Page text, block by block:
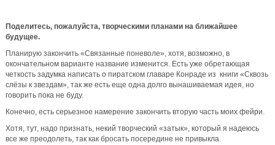
Поделитесь, пожалуйста, творческими планами на ближайшее
будущее.
Планирую закончить «Связанные поневоле», хотя, возможно, в
окончательном варианте название изменится. Есть уже обретающая
четкость задумка написать о пиратском главаре Конраде из книги «Сквозь
слёзы к звездам», так же есть еще одна долго вынашиваемая идея, но
говорить пока не буду.
Конечно, есть серьезное намерение закончить вторую часть моих фейри.
Хотя, тут, надо признать, некий творческий «затык», который я надеюсь
все же преодолеть, так как бросать посередине не привыкла.